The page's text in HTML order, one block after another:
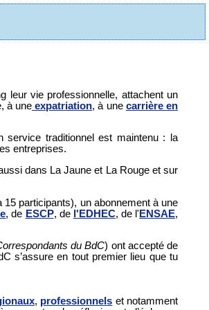
leur vie professionnelle, attachent un
à uneexpatriation, à une carrière en
service traditionnel est maintenu : la
entreprises.
dans La Jaune et La Rouge et sur
participants), un abonnement à une
, de ESCP, de l'EDHEC, de l' ENSAE,
du BdC) ont accepté de
s’assure en tout premier lieu que tu
, professionnels et notamment